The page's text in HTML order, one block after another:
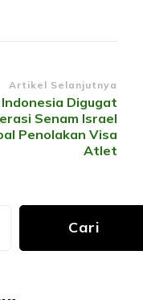
Artikel Selanjutnya
Indonesia Digugat
Senam Israel
Penolakan Visa
Atlet
Cari